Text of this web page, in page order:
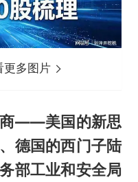
更多图片
商——美国的新思
德国的西门子陆
部工业和安全局